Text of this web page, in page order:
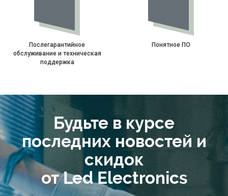
Послегарантийное
обслуживание и техническая
поддержка
Понятное ПО
Будьте в курсе
последних новостей и
скидок
от Led Electronics